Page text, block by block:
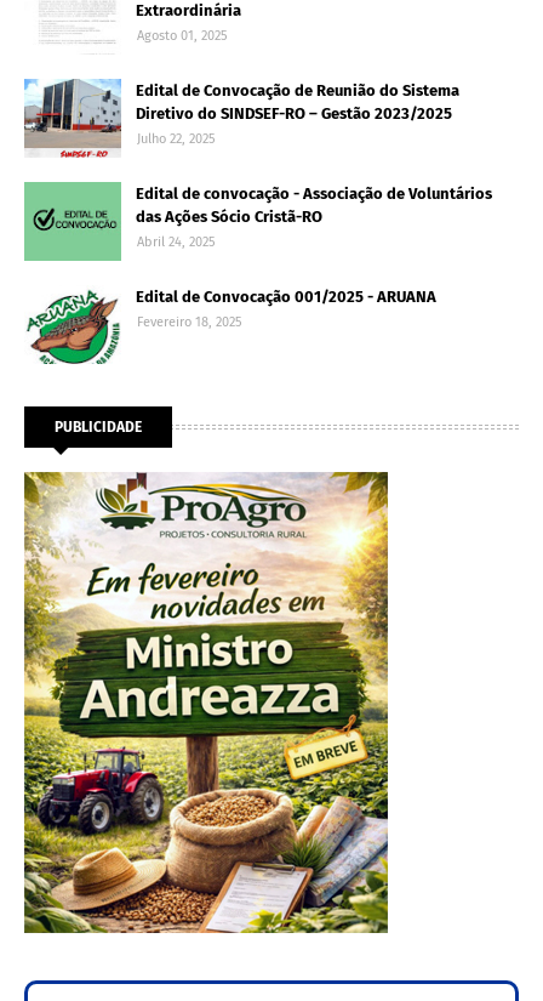
Extraordinária
Agosto 01, 2025
Edital de Convocação de Reunião do Sistema
Diretivo do SINDSEF-RO – Gestão 2023/2025
Julho 22, 2025
Edital de convocação - Associação de Voluntários
das Ações Sócio Cristã-RO
Abril 24, 2025
Edital de Convocação 001/2025 - ARUANA
Fevereiro 18, 2025
PUBLICIDADE